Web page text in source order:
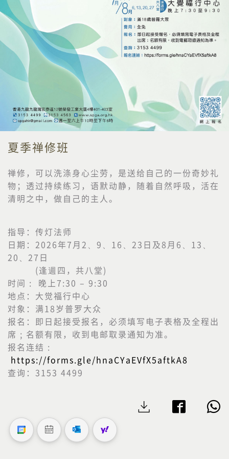
夏季禅修班
禅修，可以洗涤身心尘劳，是送给自己的一份奇妙礼
物；透过持续练习，语默动静，随着自然呼吸，活在
清明之中，做自己的主人。
指导：传灯法师
日期：2026年7月2、9、16、23日及8月6、13、
20、27日
(逢週四，共八堂)
时间 : 晚上7:30 – 9:30
地点：大觉福行中心
对象：满18岁普罗大众
报名：即日起接受报名，必须填写电子表格及全程出
席 ; 名额有限，收到电邮取录通知为准。
报名连结 :
https://forms.gle/hnaCYaEVfX5aftkA8
查询：3153 4499